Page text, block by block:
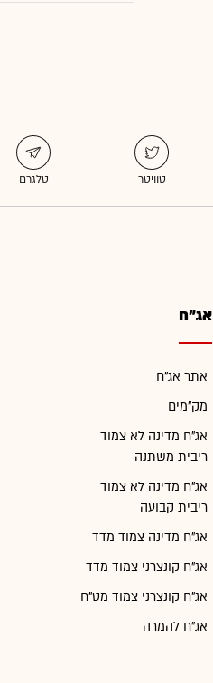
אג"ח
אתר אג"ח
מק"מים
אג"ח מדינה לא צמוד
ריבית משתנה
אג"ח מדינה לא צמוד
ריבית קבועה
אג"ח מדינה צמוד מדד
אג"ח קונצרני צמוד מדד
אג"ח קונצרני צמוד מט"ח
אג"ח להמרה